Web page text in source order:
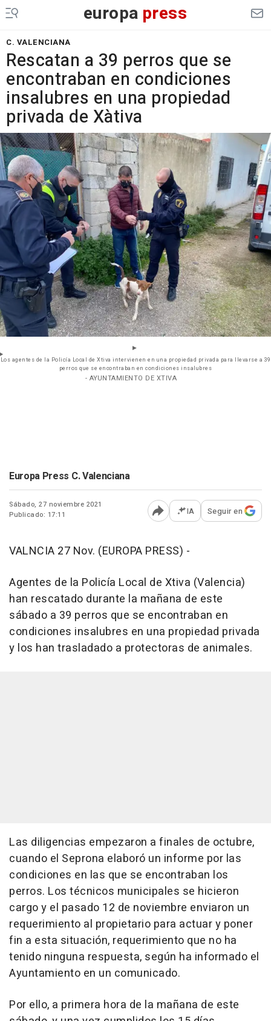
europa press
C. VALENCIANA
Rescatan a 39 perros que se
encontraban en condiciones
insalubres en una propiedad
privada de Xàtiva
Los agentes de la Policía Local de Xtiva intervienen en una propiedad privada para llevarse a 39
perros que se encontraban en condiciones insalubres
- AYUNTAMIENTO DE XTIVA
Europa Press C. Valenciana
Sábado, 27 noviembre 2021
Publicado: 17:11
Abrir opciones para
IA Seguir en
VALNCIA 27 Nov. (EUROPA PRESS) -
Agentes de la Policía Local de Xtiva (Valencia)
han rescatado durante la mañana de este
sábado a 39 perros que se encontraban en
condiciones insalubres en una propiedad privada
y los han trasladado a protectoras de animales.
Las diligencias empezaron a finales de octubre,
cuando el Seprona elaboró un informe por las
condiciones en las que se encontraban los
perros. Los técnicos municipales se hicieron
cargo y el pasado 12 de noviembre enviaron un
requerimiento al propietario para actuar y poner
fin a esta situación, requerimiento que no ha
tenido ninguna respuesta, según ha informado el
Ayuntamiento en un comunicado.
Por ello, a primera hora de la mañana de este